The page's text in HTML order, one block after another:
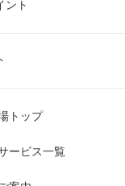
ント
トップ
ービス一覧